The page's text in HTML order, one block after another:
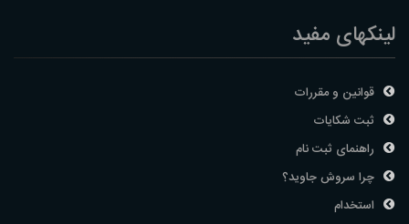
لینکهای مفید
قوانین و مقررات
ثبت شکایات
راهنمای ثبت نام
چرا سروش جاوید؟
استخدام